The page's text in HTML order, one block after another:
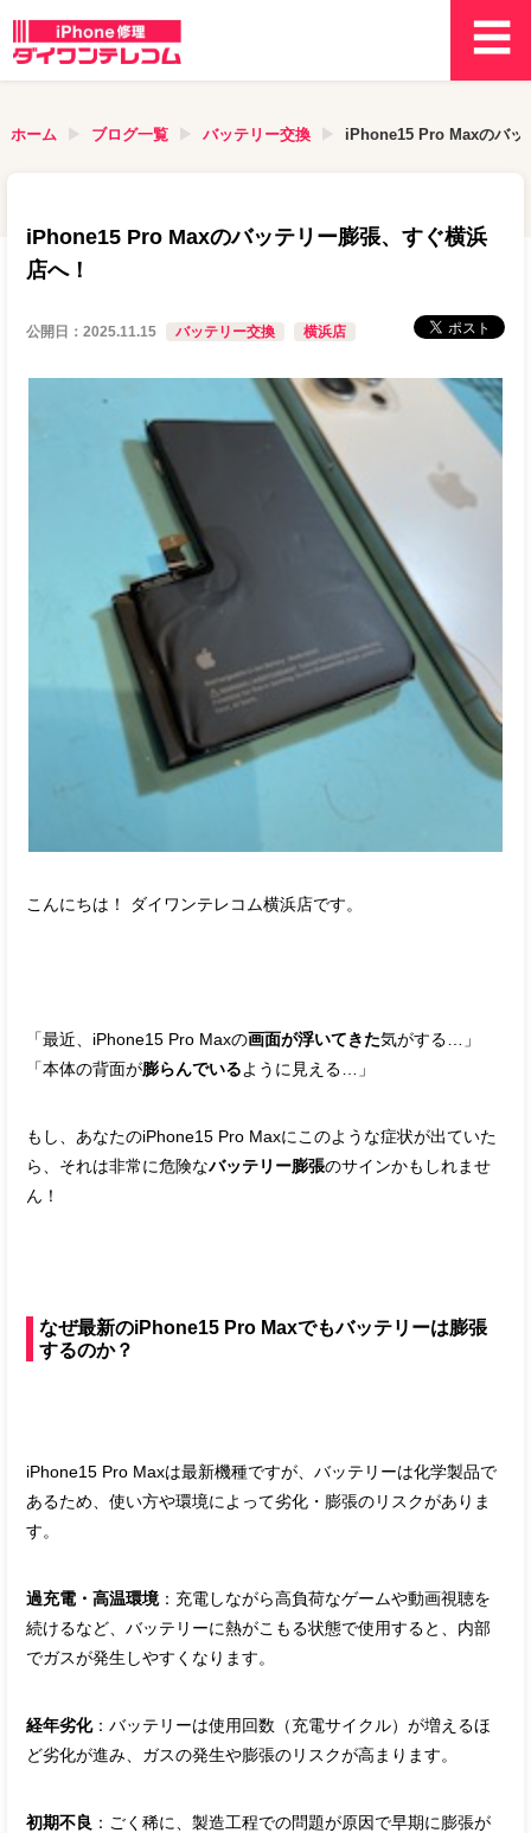
ホーム ブログ一覧 バッテリー交換 iPhone15 Pro Maxのバッ
iPhone15 Pro Maxのバッテリー膨張、すぐ横浜
店へ！
公開日：2025.11.15 バッテリー交換 横浜店
こんにちは！ ダイワンテレコム横浜店です。
「最近、iPhone15 Pro Maxの画面が浮いてきた気がする…」
「本体の背面が膨らんでいるように見える…」
もし、あなたのiPhone15 Pro Maxにこのような症状が出ていた
ら、それは非常に危険なバッテリー膨張のサインかもしれませ
ん！
なぜ最新のiPhone15 Pro Maxでもバッテリーは膨張
するのか？
iPhone15 Pro Maxは最新機種ですが、バッテリーは化学製品で
あるため、使い方や環境によって劣化・膨張のリスクがありま
す。
過充電・高温環境：充電しながら高負荷なゲームや動画視聴を
続けるなど、バッテリーに熱がこもる状態で使用すると、内部
でガスが発生しやすくなります。
経年劣化：バッテリーは使用回数（充電サイクル）が増えるほ
ど劣化が進み、ガスの発生や膨張のリスクが高まります。
初期不良 ：ごく稀に、製造工程での問題が原因で早期に膨張が